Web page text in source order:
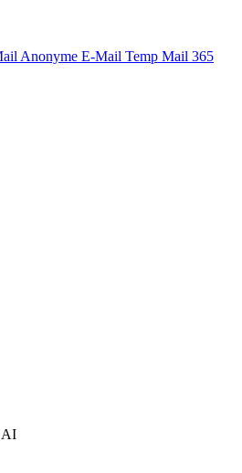
Anonyme E-Mail Temp Mail 365
AI